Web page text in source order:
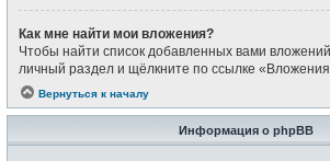
Как мне найти мои вложения?
Чтобы найти список добавленных вами
личный раздел и щёлкните по ссылке
Вернуться к началу
Информация о phpBB